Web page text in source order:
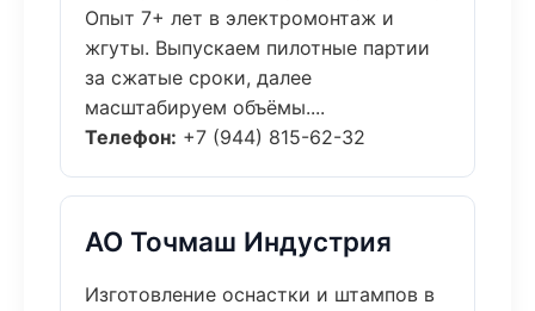
Опыт 7+ лет в электромонтаж и
жгуты. Выпускаем пилотные партии
за сжатые сроки, далее
масштабируем объёмы....
Телефон: +7 (944) 815-62-32
АО Точмаш Индустрия
Изготовление оснастки и штампов в